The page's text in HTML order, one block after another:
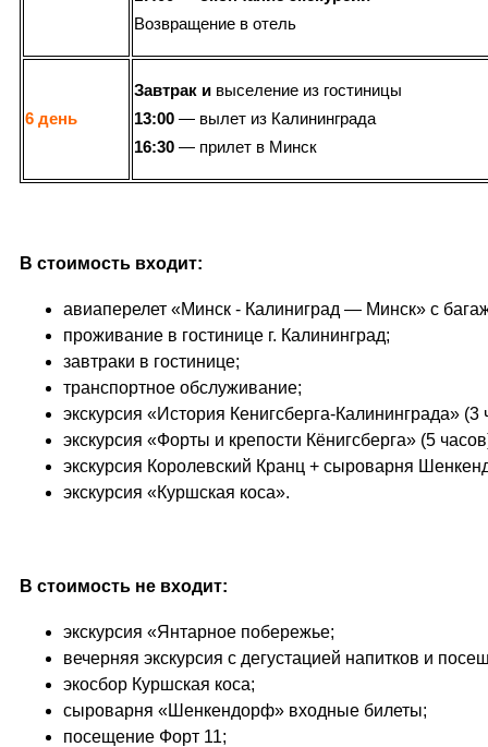
Возвращение в отель
6 день
Завтрак и выселение из гостиницы
13:00 — вылет из Калининграда
16:30 — прилет в Минск
В стоимость входит:
авиаперелет «Минск - Калиниград — Минск» с
проживание в гостинице г. Калининград;
завтраки в гостинице;
транспортное обслуживание;
экскурсия «История Кенигсберга-Калининграда» (3
экскурсия «Форты и крепости Кёнигсберга» (5
экскурсия Королевский Кранц + сыроварня
экскурсия «Куршская коса».
В стоимость не входит:
экскурсия «Янтарное побережье;
вечерняя экскурсия с дегустацией напитков и
экосбор Куршская коса;
сыроварня «Шенкендорф» входные билеты;
посещение Форт 11;